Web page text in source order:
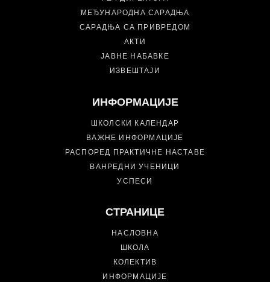
МЕЂУНАРОДНА САРАДЊА
САРАДЊА СА ПРИВРЕДОМ
АКТИ
ЈАВНЕ НАБАВКЕ
ИЗВЕШТАЈИ
ИНФОРМАЦИЈЕ
ШКОЛСКИ КАЛЕНДАР
ВАЖНЕ ИНФОРМАЦИЈЕ
РАСПОРЕД ПРАКТИЧНЕ НАСТАВЕ
ВАНРЕДНИ УЧЕНИЦИ
УСПЕСИ
СТРАНИЦЕ
НАСЛОВНА
ШКОЛА
КОЛЕКТИВ
ИНФОРМАЦИЈЕ